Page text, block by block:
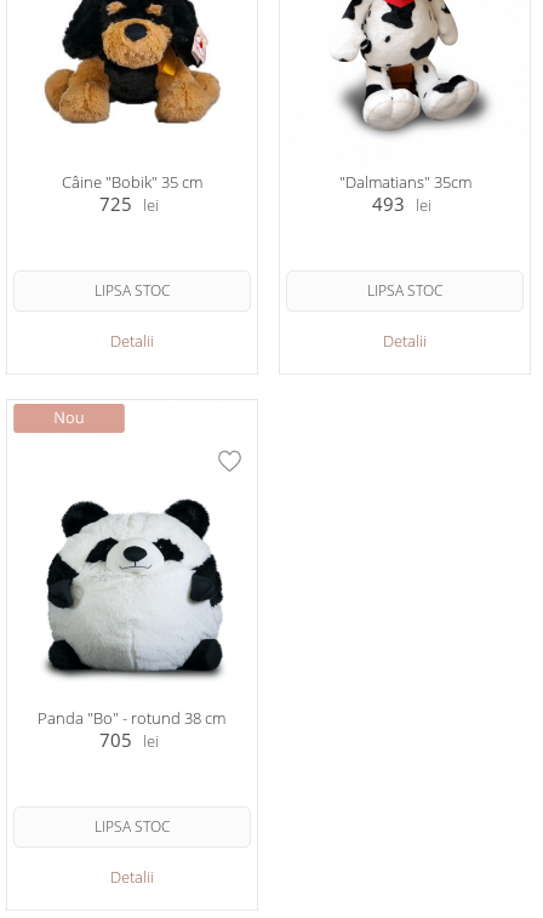
Câine "Bobik" 35 cm
725 lei
Detalii
LIPSA STOC
"Dalmatians" 35cm
493 lei
Detalii
LIPSA STOC
Panda "Bo" - rotund 38 cm
705 lei
Detalii
LIPSA STOC